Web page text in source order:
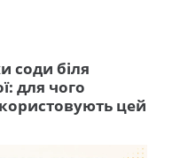
соди біля
для чого
цей